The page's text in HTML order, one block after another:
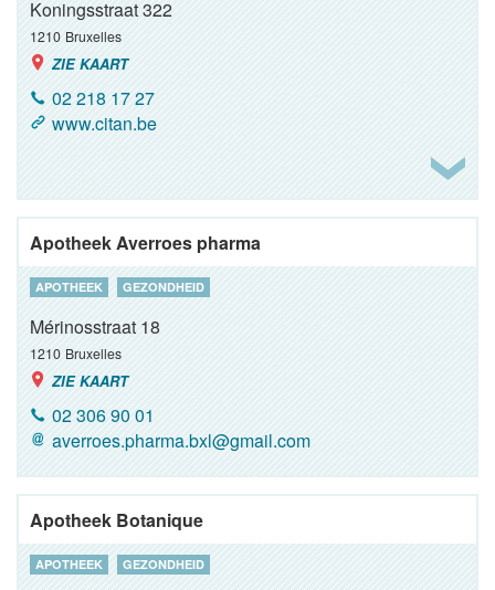
Koningsstraat 322
1210 Bruxelles
ZIE KAART
02 218 17 27
www.citan.be
Apotheek Averroes pharma
APOTHEEK GEZONDHEID
Mérinosstraat 18
1210 Bruxelles
ZIE KAART
02 306 90 01
averroes.pharma.bxl@gmail.com
Apotheek Botanique
APOTHEEK GEZONDHEID